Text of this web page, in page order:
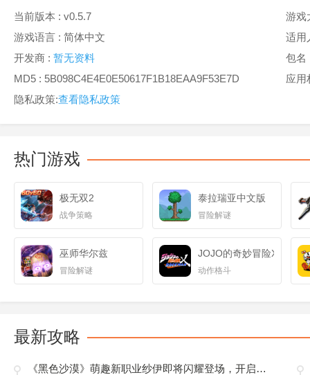
当前版本 : v0.5.7
游戏
游戏语言 : 简体中文
适用
开发商 : 暂无资料
包名
MD5 : 5B098C4E4E0E50617F1B18EAA9F53E7D
应
隐私政策:查看隐私政策
热门游戏
极无双2
战争策略
泰拉瑞亚中文版
冒险解谜
巫师华尔兹
冒险解谜
JOJO的奇妙冒险X迪亚哥
动作格斗
最新攻略
《黑色沙漠》萌趣新职业纱伊即将闪耀登场，开启多元玩法新篇